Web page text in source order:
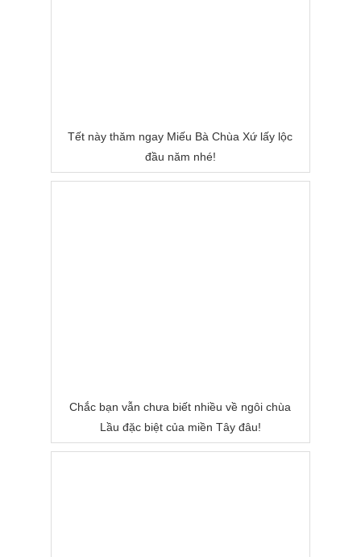
Tết này thăm ngay Miếu Bà Chùa Xứ lấy lộc
đầu năm nhé!
Chắc bạn vẫn chưa biết nhiều về ngôi chùa
Lầu đặc biệt của miền Tây đâu!